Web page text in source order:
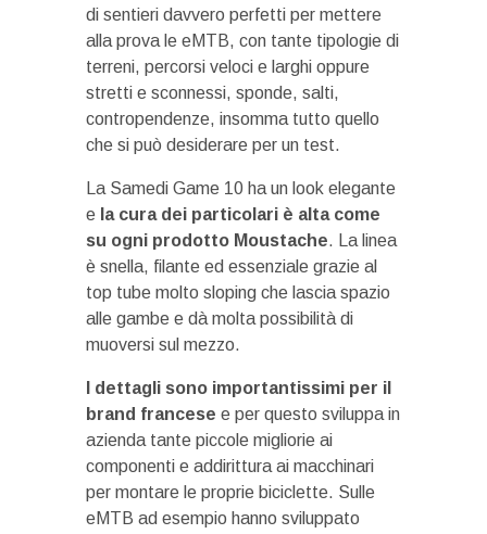
di sentieri davvero perfetti per mettere
alla prova le eMTB, con tante tipologie di
terreni, percorsi veloci e larghi oppure
stretti e sconnessi, sponde, salti,
contropendenze, insomma tutto quello
che si può desiderare per un test.
La Samedi Game 10 ha un look elegante
e la cura dei particolari è alta come
su ogni prodotto Moustache. La linea
è snella, filante ed essenziale grazie al
top tube molto sloping che lascia spazio
alle gambe e dà molta possibilità di
muoversi sul mezzo.
I dettagli sono importantissimi per il
brand francese e per questo sviluppa in
azienda tante piccole migliorie ai
componenti e addirittura ai macchinari
per montare le proprie biciclette. Sulle
eMTB ad esempio hanno sviluppato